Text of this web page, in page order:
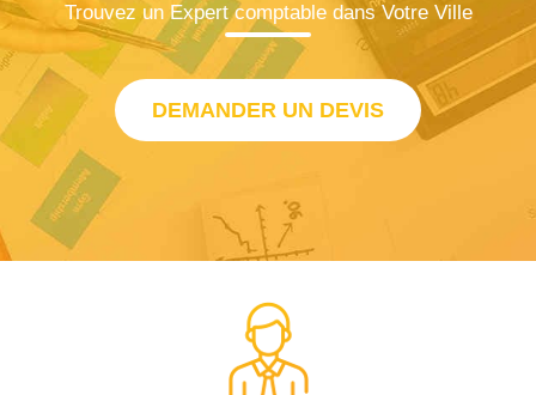
Trouvez un Expert comptable dans Votre Ville
DEMANDER UN DEVIS